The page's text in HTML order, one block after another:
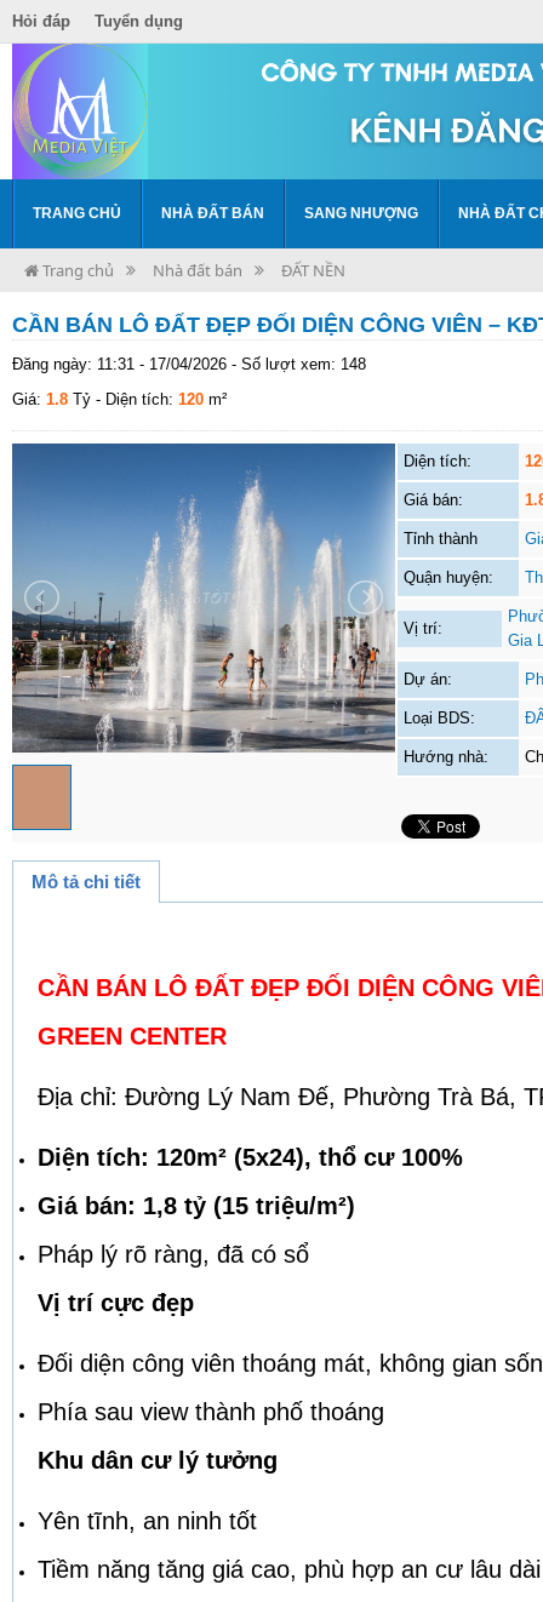
Hỏi đáp Tuyển dụng
TRANG CHỦ NHÀ ĐẤT BÁN SANG NHƯỢNG NHÀ ĐẤT
Trang chủ Nhà đất bán ĐẤT NỀN
CẦN BÁN LÔ ĐẤT ĐẸP ĐỐI DIỆN CÔNG VIÊN –
Đăng ngày: 11:31 - 17/04/2026 - Số lượt xem: 148
Giá: 1.8 Tỷ - Diện tích: 120 m²
Diện tích:
Giá bán:
Tỉnh thành
Quận huyện:
Vị trí:
Gia
Dự án:
Loại BDS:
Hướng nhà:
Mô tả chi tiết
CẦN BÁN LÔ ĐẤT ĐẸP ĐỐI DIỆN CÔNG
GREEN CENTER
Địa chỉ: Đường Lý Nam Đế, Phường Trà Bá,
Diện tích: 120m² (5x24), thổ cư 100%
Giá bán: 1,8 tỷ (15 triệu/m²)
Pháp lý rõ ràng, đã có sổ
Vị trí cực đẹp
Đối diện công viên thoáng mát, không gian
Phía sau view thành phố thoáng
Khu dân cư lý tưởng
Yên tĩnh, an ninh tốt
Tiềm năng tăng giá cao, phù hợp an cư lâu